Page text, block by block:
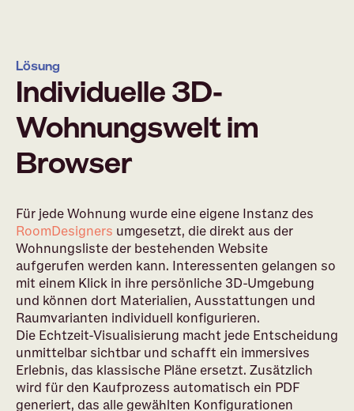
Lösung
Individuelle 3D-
Wohnungswelt im
Browser
Für jede Wohnung wurde eine eigene Instanz des
RoomDesigners umgesetzt, die direkt aus der
Wohnungsliste der bestehenden Website
aufgerufen werden kann. Interessenten gelangen so
mit einem Klick in ihre persönliche 3D-Umgebung
und können dort Materialien, Ausstattungen und
Raumvarianten individuell konfigurieren.
Die Echtzeit-Visualisierung macht jede Entscheidung
unmittelbar sichtbar und schafft ein immersives
Erlebnis, das klassische Pläne ersetzt. Zusätzlich
wird für den Kaufprozess automatisch ein PDF
generiert, das alle gewählten Konfigurationen